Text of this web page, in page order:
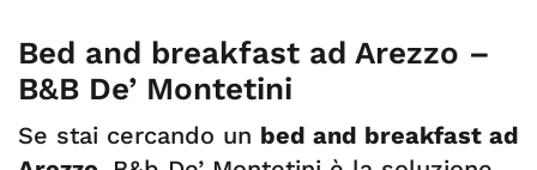
Bed and breakfast ad Arezzo –
B&B De’ Montetini
Se stai cercando un bed and breakfast ad